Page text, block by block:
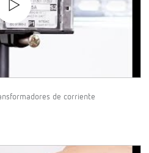
de corriente